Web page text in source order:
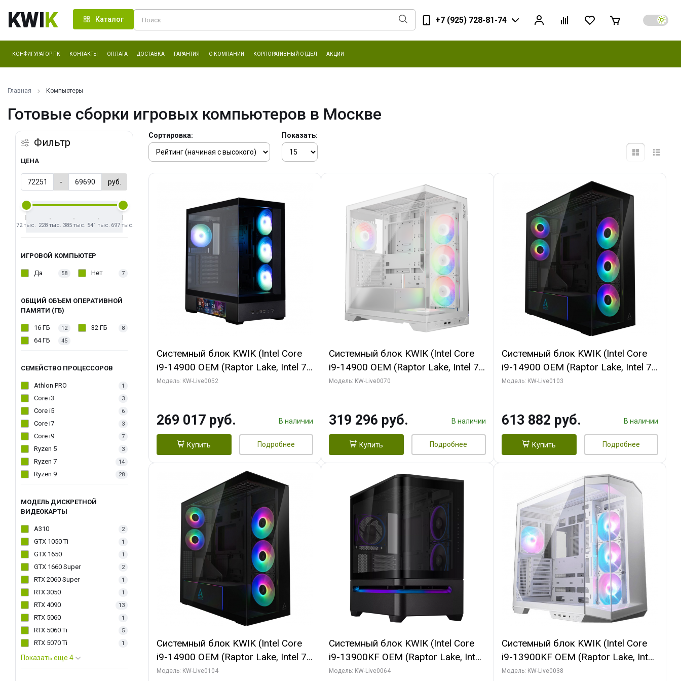
KWIK Каталог +7 (925) 728-81-74
КОНФИГУРАТОР ПК КОНТАКТЫ ОПЛАТА ДОСТАВКА ГАРАНТИЯ О КОМПАНИИ КОРПОРАТИВНЫЙ ОТДЕЛ АКЦИИ
Главная Компьютеры
Готовые сборки игровых компьютеров в Москве
Фильтр
ЦЕНА
- руб.
72 тыс. 228 тыс. 385 тыс. 541 тыс. 697 тыс.
ИГРОВОЙ КОМПЬЮТЕР
Да 58 Нет 7
ОБЩИЙ ОБЪЕМ ОПЕРАТИВНОЙ
ПАМЯТИ (ГБ)
16 ГБ 12 32 ГБ 8
64 ГБ 45
СЕМЕЙСТВО ПРОЦЕССОРОВ
Athlon PRO 1
Core i3 3
Core i5 6
Core i7 3
Core i9 7
Ryzen 5 3
Ryzen 7 14
Ryzen 9 28
МОДЕЛЬ ДИСКРЕТНОЙ
ВИДЕОКАРТЫ
A310 2
GTX 1050 Ti 1
GTX 1650 1
GTX 1660 Super 2
RTX 2060 Super 1
RTX 3050 1
RTX 4090 13
RTX 5060 1
RTX 5060 Ti 5
RTX 5070 Ti 1
Показать еще 4
Сортировка: Показать:
Системный блок KWIK (Intel Core
i9-14900 OEM (Raptor Lake, Intel 7,
C24 16EC/8PC// 64 ГБ ОЗУ (2
256bit 3xDP HD/ 512 ГБ SSD)
Модель: KW-Live0052
269 017 руб. В наличии
Купить Подробнее
Системный блок KWIK (Intel Core
i9-14900 OEM (Raptor Lake, Intel 7,
C24 16EC/8PC// 64 ГБ ОЗУ (2
GDDR7 256bit/ 960 ГБ SSD)
Модель: KW-Live0070
319 296 руб. В наличии
Купить Подробнее
Системный блок KWIK (Intel Core
i9-14900 OEM (Raptor Lake, Intel 7,
C24 16EC/8PC// 64 ГБ ОЗУ (2
Turbo/ 960 ГБ SSD)
Модель: KW-Live0103
613 882 руб. В наличии
Купить Подробнее
Системный блок KWIK (Intel Core
i9-14900 OEM (Raptor Lake, Intel 7,
C24 16EC/8PC// 64 ГБ ОЗУ (2
Модель: KW-Live0104
Системный блок KWIK (Intel Core
i9-13900KF OEM (Raptor Lake, Intel
7, C24 16EC/8P/ 64 ГБ ОЗУ (2
Модель: KW-Live0064
Системный блок KWIK (Intel Core
i9-13900KF OEM (Raptor Lake, Intel
7, C24 16EC/8P/ 32 ГБ ОЗУ (2
Модель: KW-Live0038